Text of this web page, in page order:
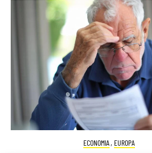
ECONOMIA , EUROPA